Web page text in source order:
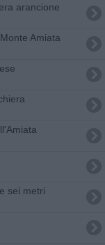
arancione
Amiata
sei metri